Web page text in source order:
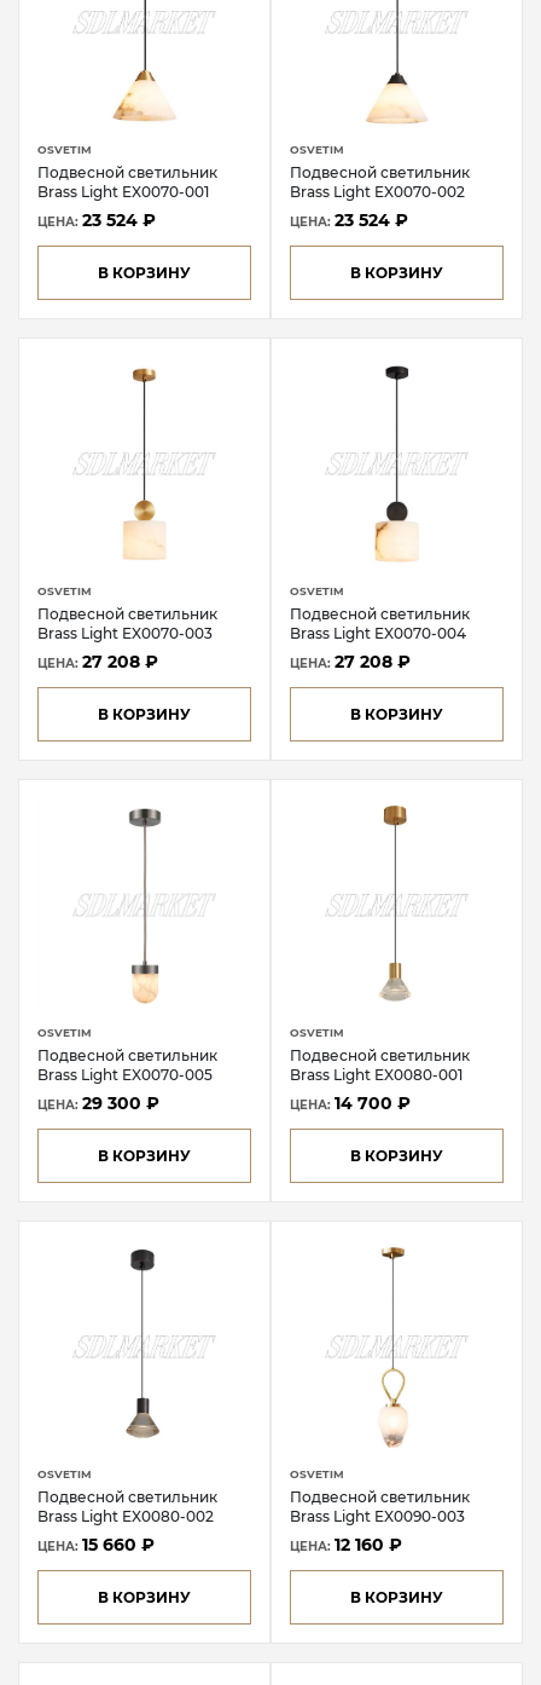
OSVETIM
Подвесной светильник
Brass Light EX0070-001
ЦЕНА: 23 524 ₽
В КОРЗИНУ
OSVETIM
Подвесной светильник
Brass Light EX0070-002
ЦЕНА: 23 524 ₽
В КОРЗИНУ
OSVETIM
Подвесной светильник
Brass Light EX0070-003
ЦЕНА: 27 208 ₽
В КОРЗИНУ
OSVETIM
Подвесной светильник
Brass Light EX0070-004
ЦЕНА: 27 208 ₽
В КОРЗИНУ
OSVETIM
Подвесной светильник
Brass Light EX0070-005
ЦЕНА: 29 300 ₽
В КОРЗИНУ
OSVETIM
Подвесной светильник
Brass Light EX0080-001
ЦЕНА: 14 700 ₽
В КОРЗИНУ
OSVETIM
Подвесной светильник
Brass Light EX0080-002
ЦЕНА: 15 660 ₽
В КОРЗИНУ
OSVETIM
Подвесной светильник
Brass Light EX0090-003
ЦЕНА: 12 160 ₽
В КОРЗИНУ